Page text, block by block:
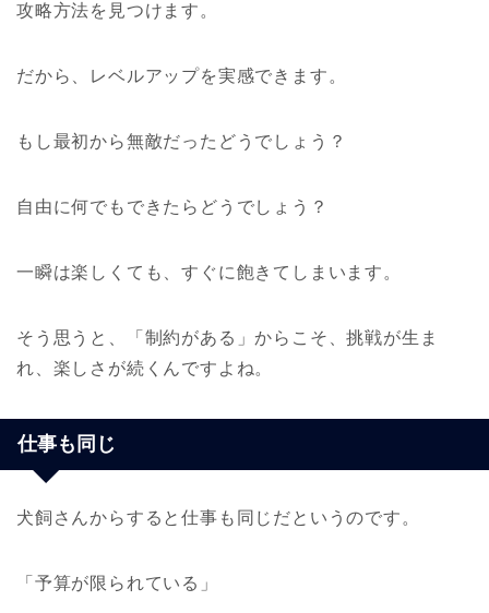
攻略方法を見つけます。
だから、レベルアップを実感できます。
もし最初から無敵だったどうでしょう？
自由に何でもできたらどうでしょう？
一瞬は楽しくても、すぐに飽きてしまいます。
そう思うと、「制約がある」からこそ、挑戦が生ま
れ、楽しさが続くんですよね。
仕事も同じ
犬飼さんからすると仕事も同じだというのです。
「予算が限られている」